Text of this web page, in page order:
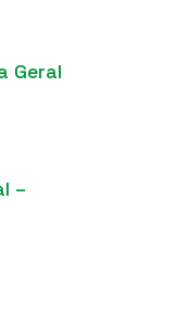
Geral
–